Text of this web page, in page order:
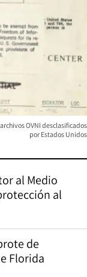
OVNI desclasificados
por Estados Unidos
al Medio
al
de
Florida